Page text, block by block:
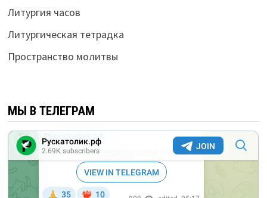
Литургия часов
Литургическая тетрадка
Пространство молитвы
МЫ В ТЕЛЕГРАМ